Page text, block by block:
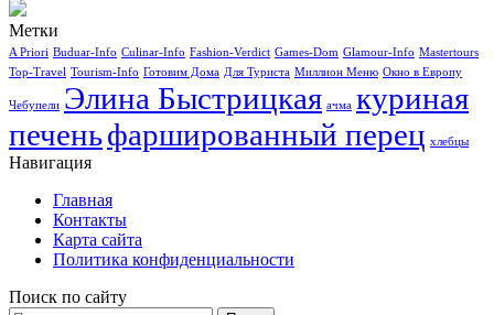
Метки
A Priori Buduar-Info Culinar-Info Fashion-Verdict Games-Dom Glamour-Info Mastertours
Top-Travel Tourism-Info Готовим Дома Для Туриста Миллион Меню Окно в Европу
Чебупели Элина Быстрицкая ачма куриная
печеньфаршированный перец хлебцы
Навигация
Главная
Контакты
Карта сайта
Политика конфиденциальности
Поиск по сайту